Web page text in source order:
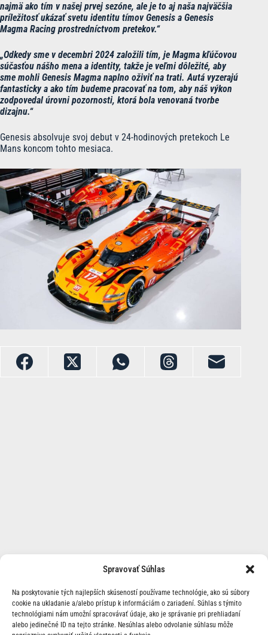
Spravovať Súhlas
Na poskytovanie tých najlepších skúseností používame technológie, ako sú súbory
cookie na ukladanie a/alebo prístup k informáciám o zariadení. Súhlas s týmito
technológiami nám umožní spracovávať údaje, ako je správanie pri prehliadaní
alebo jedinečné ID na tejto stránke. Nesúhlas alebo odvolanie súhlasu môže
najmä ako tím v našej prvej sezóne, ale je to aj naša najväčšia
príležitosť ukázať svetu identitu tímov Genesis a Genesis
Magma Racing prostredníctvom pretekov.“
„Odkedy sme v decembri 2024 založili tím, je Magma kľúčovou
súčasťou nášho mena a identity, takže je veľmi dôležité, aby
sme mohli Genesis Magma naplno oživiť na trati. Autá vyzerajú
fantasticky a ako tím budeme pracovať na tom, aby náš výkon
zodpovedal úrovni pozornosti, ktorá bola venovaná tvorbe
dizajnu.“
Genesis absolvuje svoj debut v 24-hodinových pretekoch Le
Mans koncom tohto mesiaca.